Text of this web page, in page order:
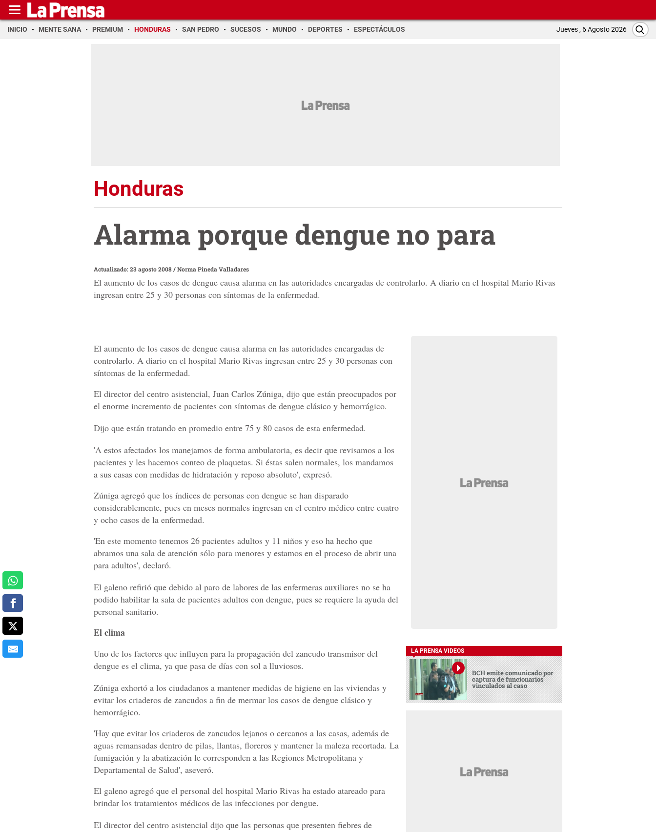
INICIO MENTE SANA PREMIUM HONDURAS SAN PEDRO SUCESOS MUNDO DEPORTES ESPECTÁCULOS Jueves , 6 Agosto 2026
Honduras
Alarma porque dengue no para
Actualizado: 23 agosto 2008/Norma Pineda Valladares
El aumento de los casos de dengue causa alarma en las autoridades encargadas de controlarlo. A diario en el hospital Mario Rivas
ingresan entre 25 y 30 personas con síntomas de la enfermedad.
El aumento de los casos de dengue causa alarma en las autoridades encargadas de
controlarlo. A diario en el hospital Mario Rivas ingresan entre 25 y 30 personas con
síntomas de la enfermedad.
El director del centro asistencial, Juan Carlos Zúniga, dijo que están preocupados por
el enorme incremento de pacientes con síntomas de dengue clásico y hemorrágico.
Dijo que están tratando en promedio entre 75 y 80 casos de esta enfermedad.
'A estos afectados los manejamos de forma ambulatoria, es decir que revisamos a los
pacientes y les hacemos conteo de plaquetas. Si éstas salen normales, los mandamos
a sus casas con medidas de hidratación y reposo absoluto', expresó.
Zúniga agregó que los índices de personas con dengue se han disparado
considerablemente, pues en meses normales ingresan en el centro médico entre cuatro
y ocho casos de la enfermedad.
'En este momento tenemos 26 pacientes adultos y 11 niños y eso ha hecho que
abramos una sala de atención sólo para menores y estamos en el proceso de abrir una
para adultos', declaró.
El galeno refirió que debido al paro de labores de las enfermeras auxiliares no se ha
podido habilitar la sala de pacientes adultos con dengue, pues se requiere la ayuda del
personal sanitario.
El clima
Uno de los factores que influyen para la propagación del zancudo transmisor del
dengue es el clima, ya que pasa de días con sol a lluviosos.
Zúniga exhortó a los ciudadanos a mantener medidas de higiene en las viviendas y
evitar los criaderos de zancudos a fin de mermar los casos de dengue clásico y
hemorrágico.
'Hay que evitar los criaderos de zancudos lejanos o cercanos a las casas, además de
aguas remansadas dentro de pilas, llantas, floreros y mantener la maleza recortada. La
fumigación y la abatización le corresponden a las Regiones Metropolitana y
Departamental de Salud', aseveró.
El galeno agregó que el personal del hospital Mario Rivas ha estado atareado para
brindar los tratamientos médicos de las infecciones por dengue.
El director del centro asistencial dijo que las personas que presenten fiebres de
LA PRENSA VIDEOS
BCH emite comunicado por
captura de funcionarios
vinculados al caso